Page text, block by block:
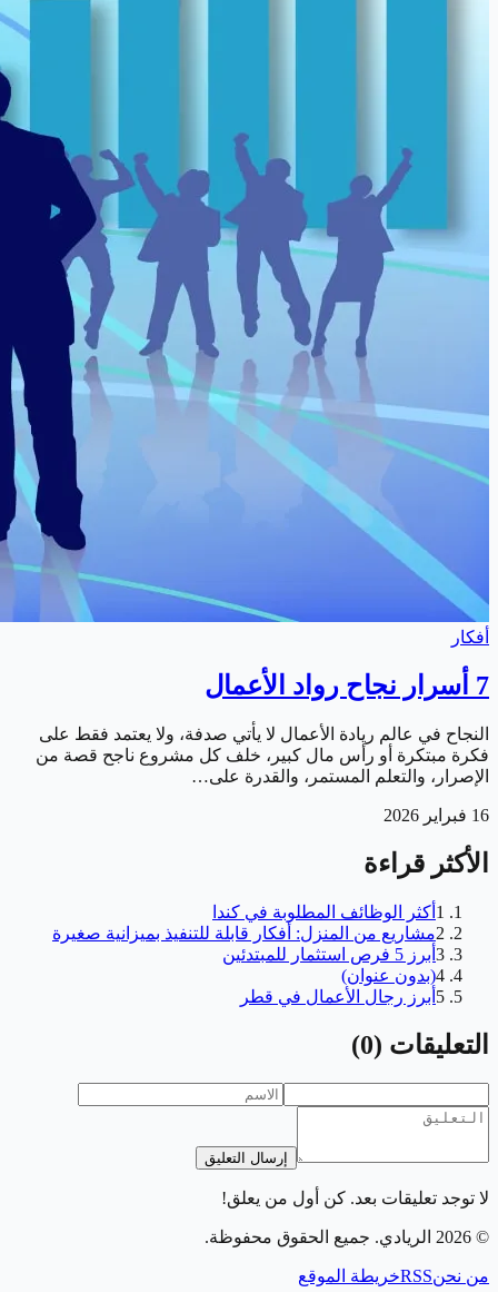
أفكار
7 أسرار نجاح رواد الأعمال
النجاح في عالم ريادة الأعمال لا يأتي صدفة، ولا يعتمد فقط على
فكرة مبتكرة أو رأس مال كبير، خلف كل مشروع ناجح قصة من
الإصرار، والتعلم المستمر، والقدرة على…
16 فبراير 2026
الأكثر قراءة
1 أكثر الوظائف المطلوبة في كندا
2مشاريع من المنزل: أفكار قابلة للتنفيذ بميزانية صغيرة
3 أبرز 5 فرص استثمار للمبتدئين
4(بدون عنوان)
5 أبرز رجال الأعمال في قطر
التعليقات (
0
)
إرسال التعليق
لا توجد تعليقات بعد. كن أول من يعلق!
©
2026 الريادي. جميع الحقوق محفوظة.
من نحنRSSخريطة الموقع